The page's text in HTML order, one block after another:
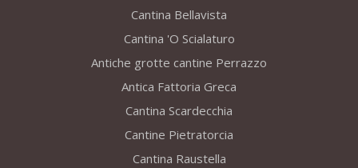
Cantina Bellavista
Cantina 'O Scialaturo
Antiche grotte cantine Perrazzo
Antica Fattoria Greca
Cantina Scardecchia
Cantine Pietratorcia
Cantina Raustella